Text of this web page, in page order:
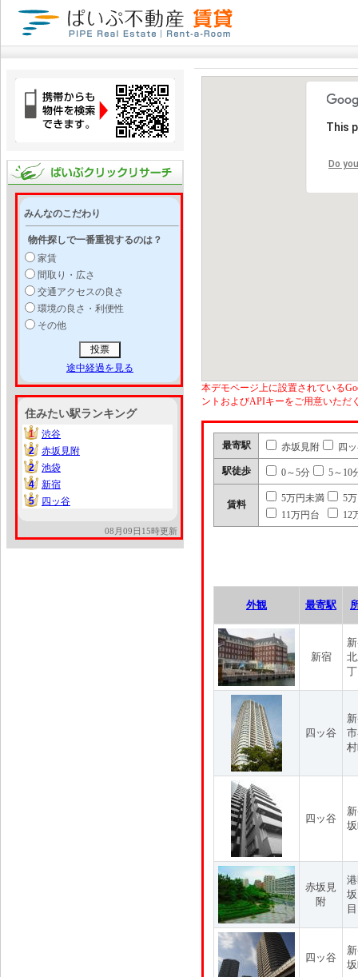
みんなのこだわり
物件探しで一番重視するのは？
家賃
間取り・広さ
交通アクセスの良さ
環境の良さ・利便性
その他
途中経過を見る
住みたい駅ランキング
1
1
渋谷
2
2
赤坂見附
2
2
池袋
4
4
新宿
5
5 四ッ谷
08月09日15時更新
This
Do
本デモページ上に設置されている
ントおよびAPIキーをご用意いただ
最寄駅 赤坂見附 四
駅徒歩 0～5分 5～10
賃料
5万円未満
5
11万円台
12
外観 最寄駅
新宿
四ッ谷
四ッ谷
赤坂見
附
目
四ッ谷